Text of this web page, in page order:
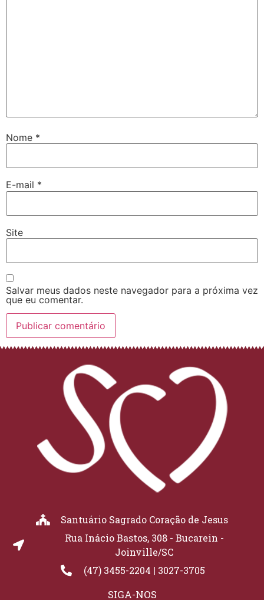
Nome *
E-mail *
Site
Salvar meus dados neste navegador para a próxima vez
que eu comentar.
Santuário Sagrado Coração de Jesus
Rua Inácio Bastos, 308 - Bucarein -
Joinville/SC
(47) 3455-2204 | 3027-3705
SIGA-NOS